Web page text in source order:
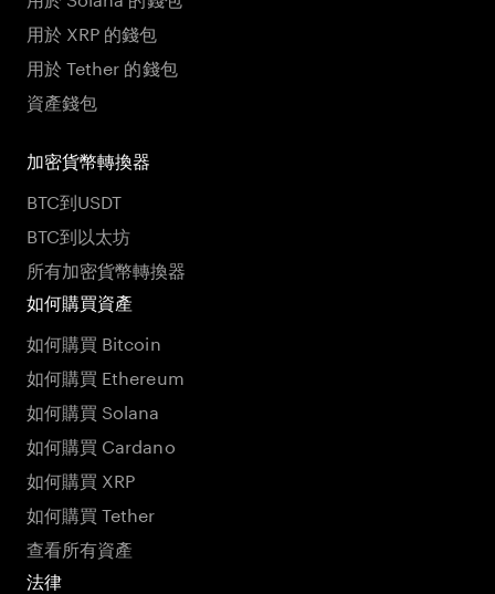
用於 XRP 的錢包
用於 Tether 的錢包
資產錢包
加密貨幣轉換器
BTC到USDT
BTC到以太坊
所有加密貨幣轉換器
如何購買資產
如何購買 Bitcoin
如何購買 Ethereum
如何購買 Solana
如何購買 Cardano
如何購買 XRP
如何購買 Tether
查看所有資產
法律